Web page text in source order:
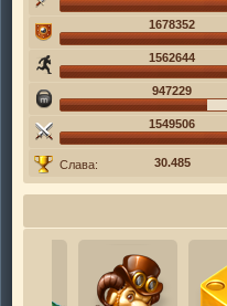
1678352
1562644
947229
1549506
Слава: 30.485